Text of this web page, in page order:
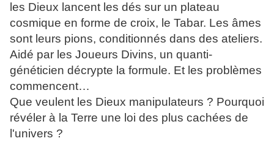
les Dieux lancent les dés sur un plateau
cosmique en forme de croix, le Tabar. Les âmes
sont leurs pions, conditionnés dans des ateliers.
Aidé par les Joueurs Divins, un quanti-
généticien décrypte la formule. Et les problèmes
commencent…
Que veulent les Dieux manipulateurs ? Pourquoi
révéler à la Terre une loi des plus cachées de
l'univers ?